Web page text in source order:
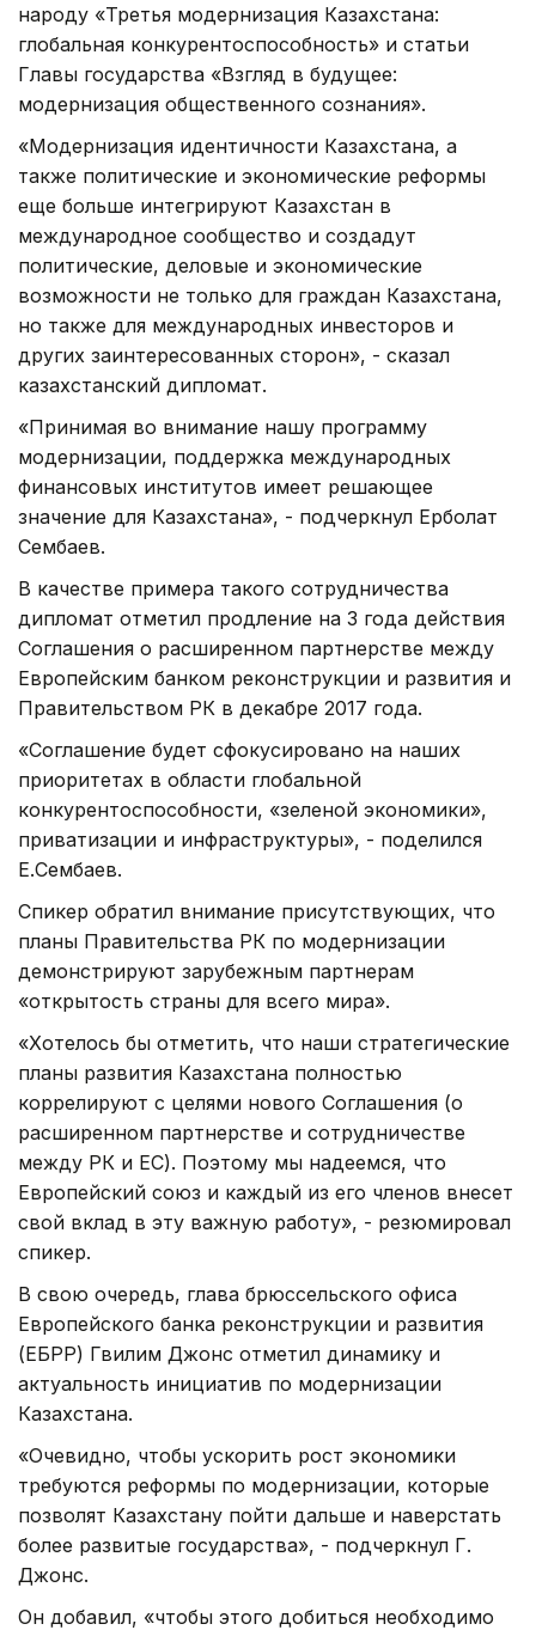
народу «Третья модернизация Казахстана:
глобальная конкурентоспособность» и статьи
Главы государства «Взгляд в будущее:
модернизация общественного сознания».
«Модернизация идентичности Казахстана, а
также политические и экономические реформы
еще больше интегрируют Казахстан в
международное сообщество и создадут
политические, деловые и экономические
возможности не только для граждан Казахстана,
но также для международных инвесторов и
других заинтересованных сторон», - сказал
казахстанский дипломат.
«Принимая во внимание нашу программу
модернизации, поддержка международных
финансовых институтов имеет решающее
значение для Казахстана», - подчеркнул Ерболат
Сембаев.
В качестве примера такого сотрудничества
дипломат отметил продление на 3 года действия
Соглашения о расширенном партнерстве между
Европейским банком реконструкции и развития и
Правительством РК в декабре 2017 года.
«Соглашение будет сфокусировано на наших
приоритетах в области глобальной
конкурентоспособности, «зеленой экономики»,
приватизации и инфраструктуры», - поделился
Е.Сембаев.
Спикер обратил внимание присутствующих, что
планы Правительства РК по модернизации
демонстрируют зарубежным партнерам
«открытость страны для всего мира».
«Хотелось бы отметить, что наши стратегические
планы развития Казахстана полностью
коррелируют с целями нового Соглашения (о
расширенном партнерстве и сотрудничестве
между РК и ЕС). Поэтому мы надеемся, что
Европейский союз и каждый из его членов внесет
свой вклад в эту важную работу», - резюмировал
спикер.
В свою очередь, глава брюссельского офиса
Европейского банка реконструкции и развития
(ЕБРР) Гвилим Джонс отметил динамику и
актуальность инициатив по модернизации
Казахстана.
«Очевидно, чтобы ускорить рост экономики
требуются реформы по модернизации, которые
позволят Казахстану пойти дальше и наверстать
более развитые государства», - подчеркнул Г.
Джонс.
Он добавил, «чтобы этого добиться необходимо